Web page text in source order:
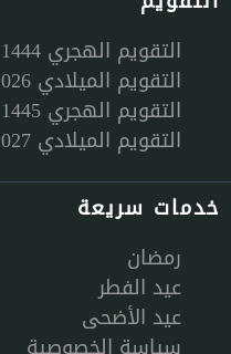
التقويم الهجري 1444
التقويم الميلادي 2026
التقويم الهجري 1445
التقويم الميلادي 2027
خدمات سريعة
رمضان
عيد الفطر
عيد الأضحى